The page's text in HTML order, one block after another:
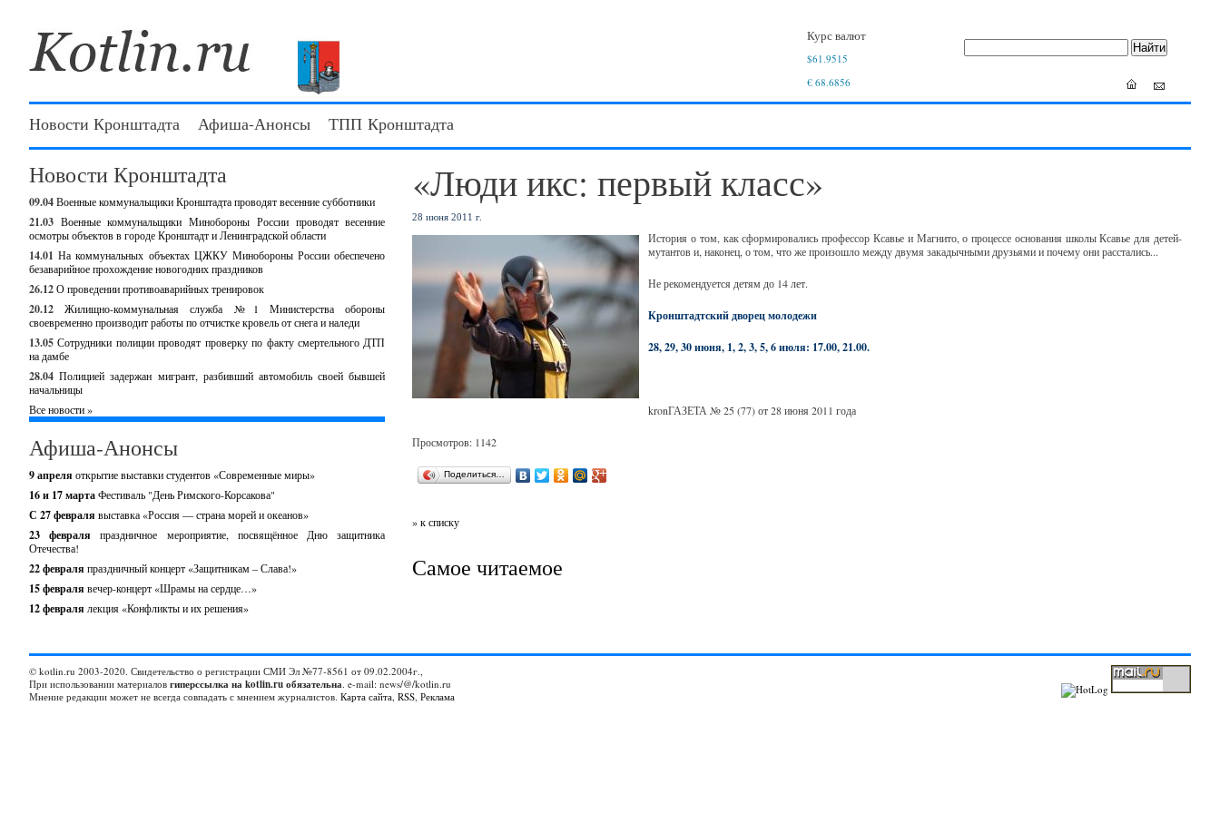
Курс валют
$61.9515
€ 68.6856
Новости Кронштадта Афиша-Анонсы ТПП Кронштадта
Новости Кронштадта
09.04Военные коммунальщики Кронштадта проводят весенние субботники
21.03 Военные коммунальщики Минобороны России проводят весенние
осмотры объектов в городе Кронштадт и Ленинградской области
14.01 На коммунальных объектах ЦЖКУ Минобороны России обеспечено
безаварийное прохождение новогодних праздников
26.12О проведении противоаварийных тренировок
20.12
Жилищно-коммунальная служба №1 Министерства обороны
своевременно производит работы по отчистке кровель от снега и наледи
13.05 Сотрудники полиции проводят проверку по факту смертельного ДТП
на дамбе
28.04 Полицией задержан мигрант, разбивший автомобиль своей бывшей
начальницы
Все новости »
Афиша-Анонсы
9 апреля открытие выставки студентов «Современные миры»
16 и 17 мартаФестиваль "День Римского-Корсакова"
С 27 февраля выставка «Россия — страна морей и океанов»
23 февраляпраздничное мероприятие, посвящённое Дню защитника
Отечества!
22 февраля праздничный концерт «Защитникам – Слава!»
15 февраля вечер-концерт «Шрамы на сердце…»
12 февраля лекция «Конфликты и их решения»
«Люди икс: первый класс»
28 июня 2011 г.
История о том, как сформировались профессор Ксавье и Магнито, о процессе основания школы Ксавье для детей-
мутантов и, наконец, о том, что же произошло между двумя закадычными друзьями и почему они расстались...
Не рекомендуется детям до 14 лет.
Кронштадтский дворец молодежи
28, 29, 30 июня, 1, 2, 3, 5, 6 июля: 17.00, 21.00.
kronГАЗЕТА № 25 (77) от 28 июня 2011 года
Просмотров: 1142
Поделиться…
» к списку
Самое читаемое
© kotlin.ru 2003-2020. Свидетельство о регистрации СМИ Эл №77-8561 от 09.02.2004г.,
При использовании материалов гиперссылка на kotlin.ru обязательна. e-mail: news/@/kotlin.ru
Мнение редакции может не всегда совпадать с мнением журналистов. Карта сайта, RSS, Реклама